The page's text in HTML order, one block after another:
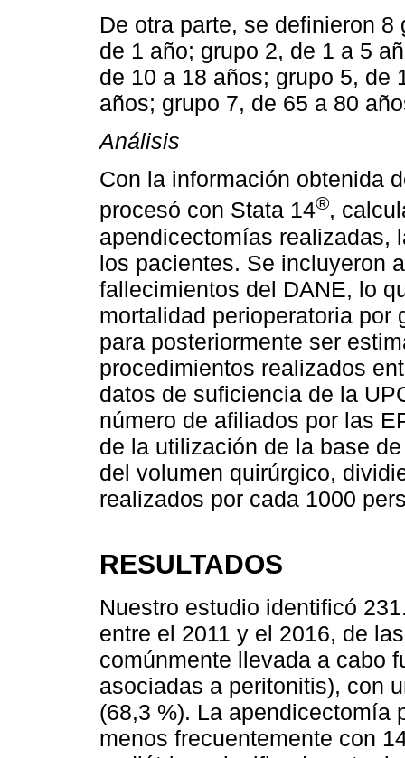
De otra parte, se definieron
de 1 año; grupo 2, de 1 a 5
de 10 a 18 años; grupo 5, de
años; grupo 7, de 65 a 80
Análisis
Con la información obtenida
procesó con Stata 14®,
apendicectomías realizadas,
los pacientes. Se incluyeron
fallecimientos del DANE, lo
mortalidad perioperatoria por
para posteriormente ser
procedimientos realizados
datos de suficiencia de la
número de afiliados por las
de la utilización de la base
del volumen quirúrgico,
realizados por cada 1000
RESULTADOS
Nuestro estudio identificó
entre el 2011 y el 2016, de
comúnmente llevada a cabo
asociadas a peritonitis), con
(68,3 %). La apendicectomía
menos frecuentemente con